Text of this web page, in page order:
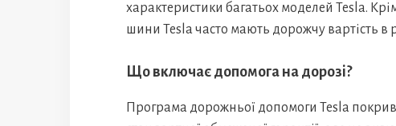
характеристики багатьох моделей Tesla.
шини Tesla часто мають дорожчу вартість в
Що включає допомога на дорозі?
Програма дорожньої допомоги Tesla